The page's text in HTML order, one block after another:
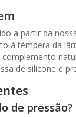
a partir da
à têmpera da
de silicone e
de pressão?